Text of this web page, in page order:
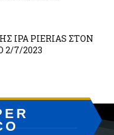
IPA PIERIAS ΣΤΟΝ
7/2023